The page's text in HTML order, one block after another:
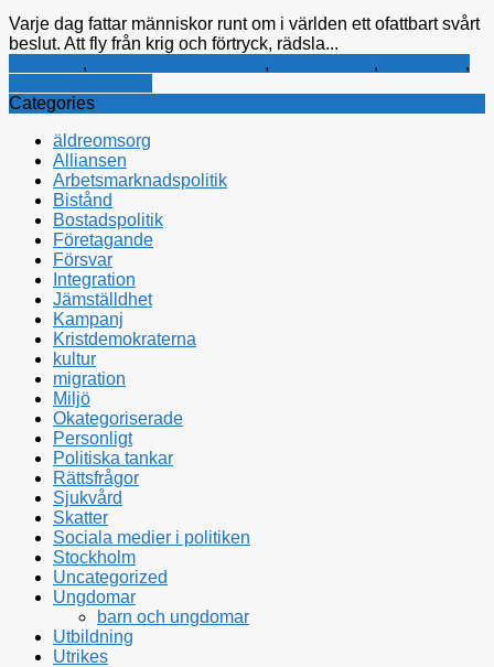
Varje dag fattar människor runt om i världen ett ofattbart svårt
beslut. Att fly från krig och förtryck, rädsla...
, , ,
,
Categories
äldreomsorg
Alliansen
Arbetsmarknadspolitik
Bistånd
Bostadspolitik
Företagande
Försvar
Integration
Jämställdhet
Kampanj
Kristdemokraterna
kultur
migration
Miljö
Okategoriserade
Personligt
Politiska tankar
Rättsfrågor
Sjukvård
Skatter
Sociala medier i politiken
Stockholm
Uncategorized
Ungdomar
barn och ungdomar
Utbildning
Utrikes